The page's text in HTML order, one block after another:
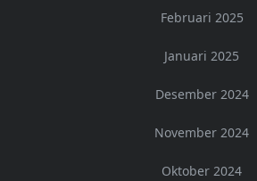
Februari 2025
Januari 2025
Desember 2024
November 2024
Oktober 2024